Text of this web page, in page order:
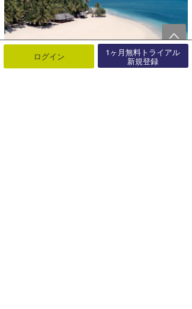
ログイン 1ヶ月無料トライアル
新規登録